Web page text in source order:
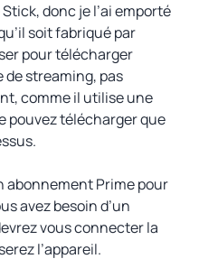
donc je l’ai emporté
soit fabriqué par
pour télécharger
de streaming, pas
comme il utilise une
pouvez télécharger que
abonnement Prime pour
avez besoin d’un
vous connecter la
l’appareil.